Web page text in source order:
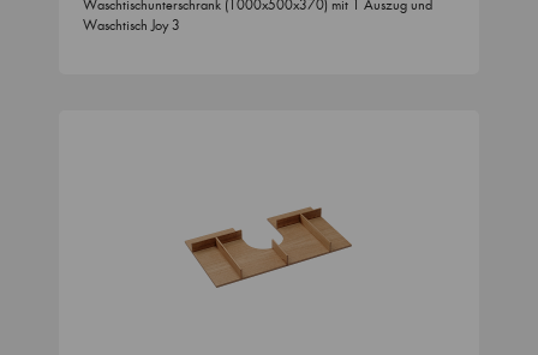
Waschtischunterschrank (1000x500x370) mit 1 Auszug und
Waschtisch Joy 3